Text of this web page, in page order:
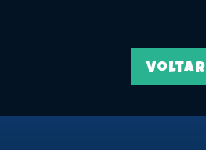
Voltar